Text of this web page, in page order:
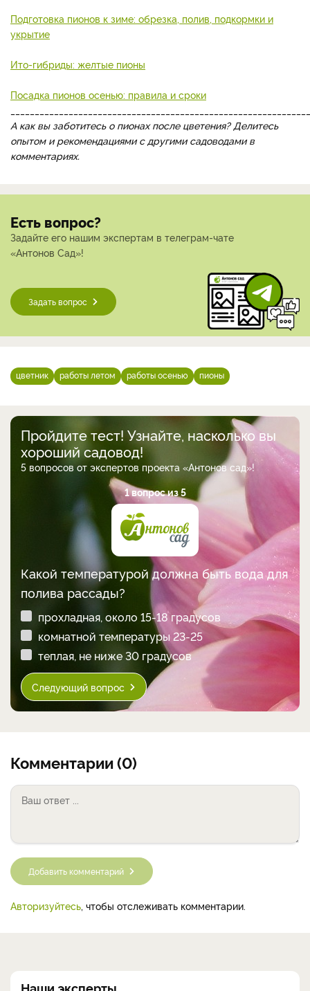
Подготовка пионов к зиме: обрезка, полив, подкормки и
укрытие
Ито-гибриды: желтые пионы
Посадка пионов осенью: правила и сроки
А как вы заботитесь о пионах после цветения? Делитесь
опытом и рекомендациями с другими садоводами в
комментариях.
Есть вопрос?
Задайте его нашим экспертам в телеграм-чате
«Антонов Сад»!
Задать вопрос
цветник работы летом работы осенью пионы
Пройдите тест! Узнайте, насколько вы
хороший садовод!
5 вопросов от экспертов проекта «Антонов сад»!
1 вопрос из 5
Какой температурой должна быть вода для
полива рассады?
прохладная, около 15-18 градусов
комнатной температуры 23-25
теплая, не ниже 30 градусов
Следующий вопрос
Комментарии (0)
Добавить комментарий
Авторизуйтесь, чтобы отслеживать комментарии.